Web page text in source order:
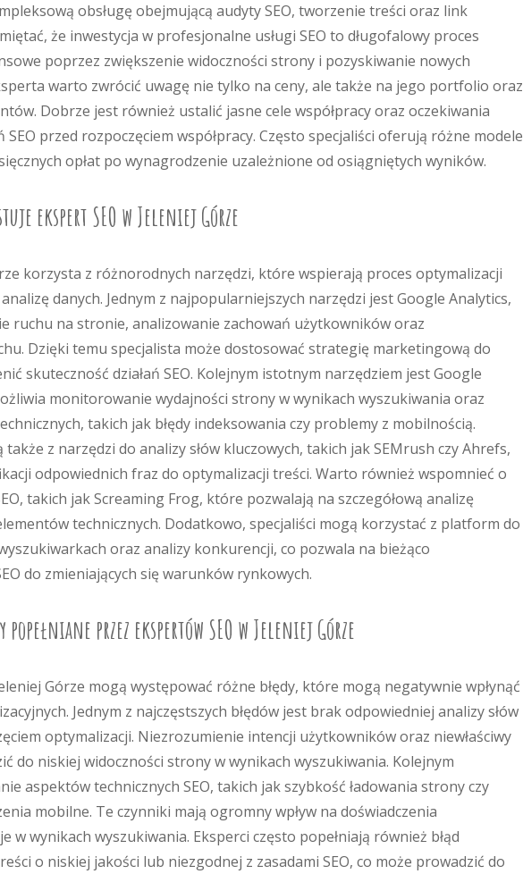
obsługę obejmującą audyty SEO, tworzenie treści oraz link
że inwestycja w profesjonalne usługi SEO to długofalowy proces
poprzez zwiększenie widoczności strony i pozyskiwanie nowych
warto zwrócić uwagę nie tylko na ceny, ale także na jego portfolio oraz
Dobrze jest również ustalić jasne cele współpracy oraz oczekiwania
SEO przed rozpoczęciem współpracy. Często specjaliści oferują różne modele
opłat po wynagrodzenie uzależnione od osiągniętych wyników.
ekspert SEO w Jeleniej Górze
korzysta z różnorodnych narzędzi, które wspierają proces optymalizacji
danych. Jednym z najpopularniejszych narzędzi jest Google Analytics,
ruchu na stronie, analizowanie zachowań użytkowników oraz
Dzięki temu specjalista może dostosować strategię marketingową do
skuteczność działań SEO. Kolejnym istotnym narzędziem jest Google
monitorowanie wydajności strony w wynikach wyszukiwania oraz
takich jak błędy indeksowania czy problemy z mobilnością.
z narzędzi do analizy słów kluczowych, takich jak SEMrush czy Ahrefs,
odpowiednich fraz do optymalizacji treści. Warto również wspomnieć o
takich jak Screaming Frog, które pozwalają na szczegółową analizę
technicznych. Dodatkowo, specjaliści mogą korzystać z platform do
oraz analizy konkurencji, co pozwala na bieżąco
do zmieniających się warunków rynkowych.
popełniane przez ekspertów SEO w Jeleniej Górze
Górze mogą występować różne błędy, które mogą negatywnie wpłynąć
Jednym z najczęstszych błędów jest brak odpowiedniej analizy słów
optymalizacji. Niezrozumienie intencji użytkowników oraz niewłaściwy
do niskiej widoczności strony w wynikach wyszukiwania. Kolejnym
aspektów technicznych SEO, takich jak szybkość ładowania strony czy
mobilne. Te czynniki mają ogromny wpływ na doświadczenia
w wynikach wyszukiwania. Eksperci często popełniają również błąd
o niskiej jakości lub niezgodnej z zasadami SEO, co może prowadzić do